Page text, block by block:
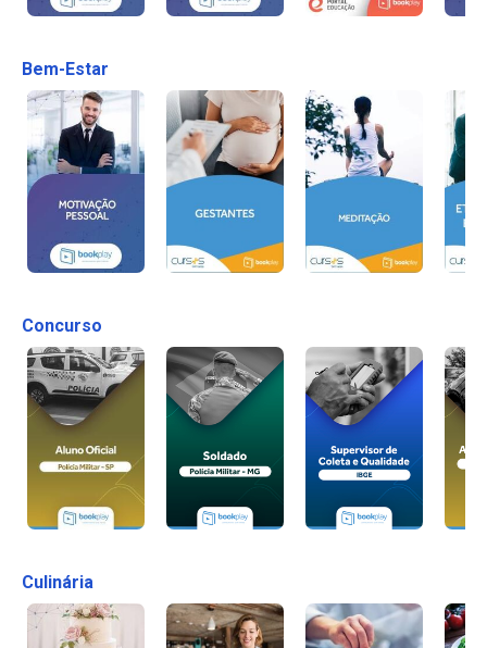
Bem-Estar
Concurso
Culinária